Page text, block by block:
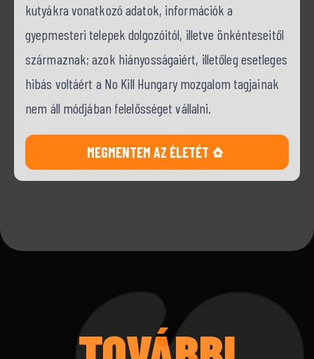
kutyákra vonatkozó adatok, információk a
gyepmesteri telepek dolgozóitól, illetve önkénteseitől
származnak; azok hiányosságaiért, illetőleg esetleges
hibás voltáért a No Kill Hungary mozgalom tagjainak
nem áll módjában felelősséget vállalni.
MEGMENTEM AZ ÉLETÉT